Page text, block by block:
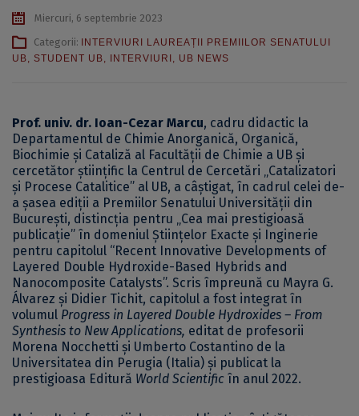
Miercuri, 6 septembrie 2023
Categorii:
INTERVIURI LAUREAȚII PREMIILOR SENATULUI
UB, STUDENT UB, INTERVIURI , UB NEWS
Prof. univ. dr. Ioan-Cezar Marcu, cadru didactic la
Departamentul de Chimie Anorganică, Organică,
Biochimie şi Cataliză al Facultății de Chimie a UB și
cercetător știinţific la Centrul de Cercetări „Catalizatori
şi Procese Catalitice” al UB, a câștigat, în cadrul celei de-
a șasea ediții a Premiilor Senatului Universității din
București, distincția pentru „Cea mai prestigioasă
publicație” în domeniul Științelor Exacte și Inginerie
pentru capitolul “Recent Innovative Developments of
Layered Double Hydroxide-Based Hybrids and
Nanocomposite Catalysts”. Scris împreună cu Mayra G.
Álvarez și Didier Tichit, capitolul a fost integrat în
volumul Progress in Layered Double Hydroxides – From
Synthesis to New Applications, editat de profesorii
Morena Nocchetti și Umberto Costantino de la
Universitatea din Perugia (Italia) și publicat la
prestigioasa Editură World Scientific în anul 2022.